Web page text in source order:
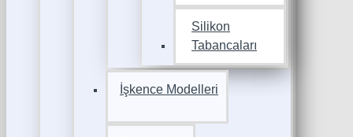
Silikon
Tabancaları
İşkence Modelleri